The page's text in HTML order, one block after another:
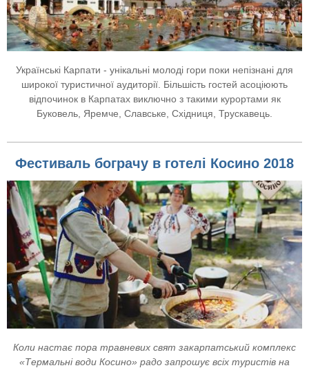
Українські Карпати - унікальні молоді гори поки непізнані для
широкої туристичної аудиторії. Більшість гостей асоціюють
відпочинок в Карпатах виключно з такими курортами як
Буковель, Яремче, Славське, Східниця, Трускавець.
Фестиваль бограчу в готелі Косино 2018
Коли настає пора травневих свят закарпатський комплекс
«Термальні води Косино» радо запрошує всіх туристів на